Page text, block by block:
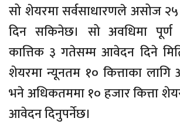
सो शेयरमा सर्वसाधारणले असोज
दिन सकिनेछ। सो अवधिमा
कात्तिक ३ गतेसम्म आवेदन दिने
शेयरमा न्यूनतम १० कित्ताका
भने अधिकतममा १० हजार कित्ता
आवेदन दिनुपर्नेछ।